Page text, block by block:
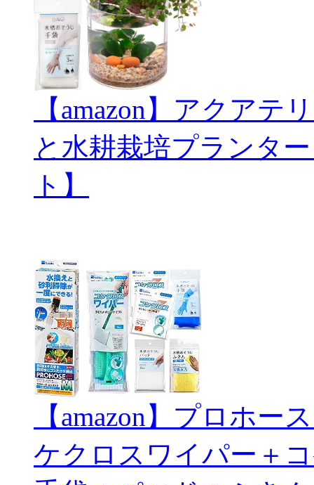
【amazon】アクアテ
と水耕栽培プランタ
ト】
【amazon】プロホ
ケクロスワイパー＋